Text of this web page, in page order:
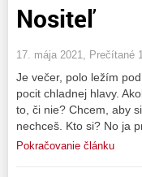
Nositeľ
17. mája 2021, Prečítané
Je večer, polo ležím
pocit chladnej hlavy.
to, či nie? Chcem, aby
nechceš. Kto si? No ja
Pokračovanie článku